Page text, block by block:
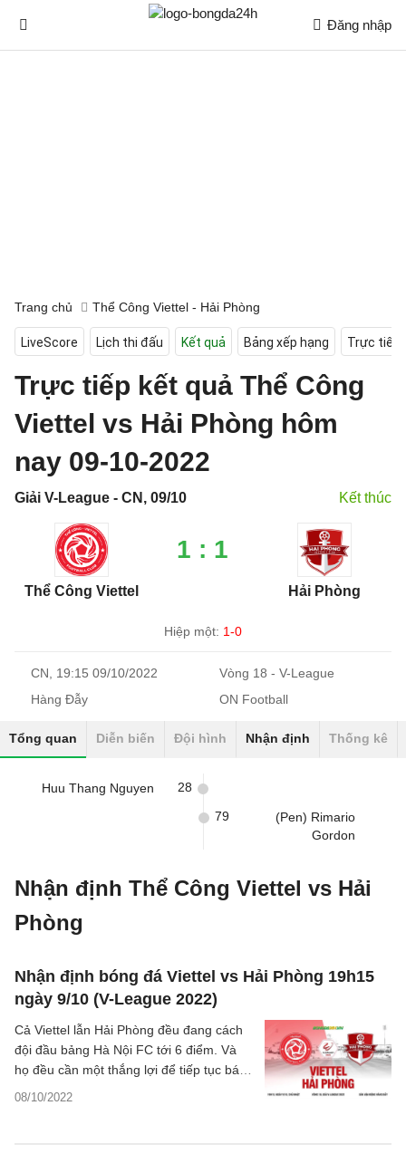
Đăng nhập
Trang chủ Thể Công Viettel - Hải Phòng
LiveScore Lịch thi đấu Kết quả Bảng xếp hạng Trực tiếp
Trực tiếp kết quả Thể Công
Viettel vs Hải Phòng hôm
nay 09-10-2022
Giải V-League - CN, 09/10 Kết thúc
Thể Công Viettel
1 : 1
Hải Phòng
Hiệp một: 1-0
CN, 19:15 09/10/2022
Vòng 18 - V-League
Hàng Đẫy
ON Football
Tổng quan Diễn biến Đội hình Nhận định Thống kê
Huu Thang Nguyen 28
(Pen) Rimario
Gordon
79
Nhận định Thể Công Viettel vs Hải
Phòng
Nhận định bóng đá Viettel vs Hải Phòng 19h15
ngày 9/10 (V-League 2022)
08/10/2022
Cả Viettel lẫn Hải Phòng đều đang cách
đội đầu bảng Hà Nội FC tới 6 điểm. Và
họ đều cần một thắng lợi để tiếp tục bám
đuổi CLB thủ đô, nếu như không muốn